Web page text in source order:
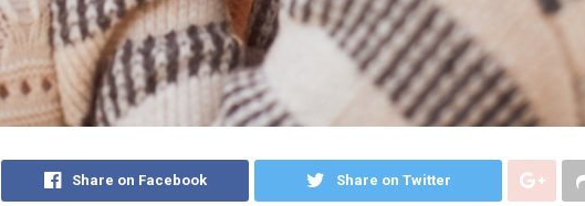
Share on Facebook Share on Twitter